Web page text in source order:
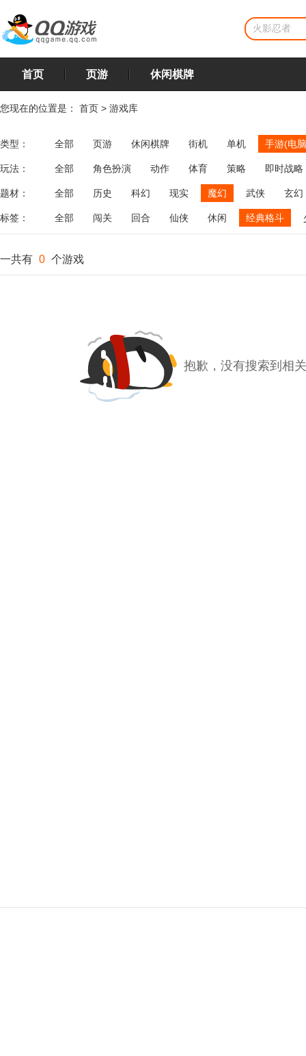
首页 页游 休闲棋牌
您现在的位置是： 首页 > 游戏库
类型： 全部 页游 休闲棋牌 街机 单机 手游(电
玩法： 全部 角色扮演 动作 体育 策略
即时战略
飞行
恋爱 第三人称射击 棋类 牌类 麻将
题材： 全部 历史 科幻 现实 魔幻 武侠 玄幻
标签： 全部 闯关 回合 仙侠 休闲 经典格斗
一共有 0 个游戏
抱歉，没有搜索到相